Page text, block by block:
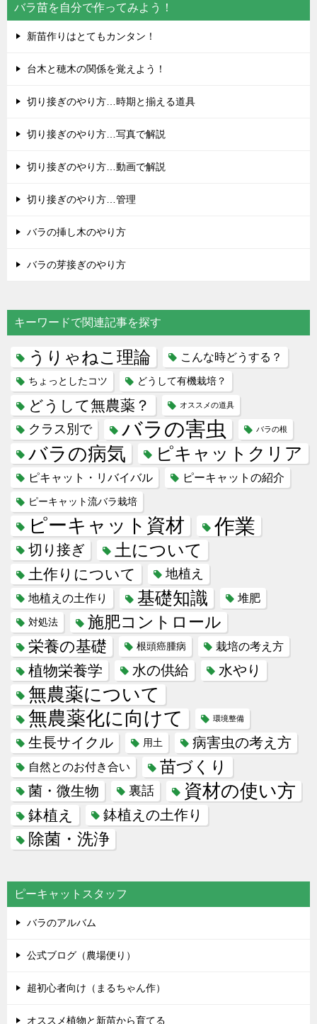
バラ苗を自分で作ってみよう！
新苗作りはとてもカンタン！
台木と穂木の関係を覚えよう！
切り接ぎのやり方…時期と揃える道具
切り接ぎのやり方…写真で解説
切り接ぎのやり方…動画で解説
切り接ぎのやり方…管理
バラの挿し木のやり方
バラの芽接ぎのやり方
キーワードで関連記事を探す
うりゃねこ理論 こんな時どうする？
ちょっとしたコツ どうして有機栽培？
どうして無農薬？ オススメの道具
クラス別で バラの害虫 バラの根
バラの病気 ピキャットクリア
ピキャット・リバイバル ピーキャットの紹介
ピーキャット流バラ栽培
ピーキャット資材 作業
切り接ぎ 土について
土作りについて 地植え
地植えの土作り 基礎知識 堆肥
対処法 施肥コントロール
栄養の基礎 根頭癌腫病 栽培の考え方
植物栄養学 水の供給 水やり
無農薬について
無農薬化に向けて 環境整備
生長サイクル 用土 病害虫の考え方
自然とのお付き合い 苗づくり
菌・微生物 裏話 資材の使い方
鉢植え 鉢植えの土作り
除菌・洗浄
ピーキャットスタッフ
バラのアルバム
公式ブログ（農場便り）
超初心者向け（まるちゃん作）
オススメ植物と新苗から育てる